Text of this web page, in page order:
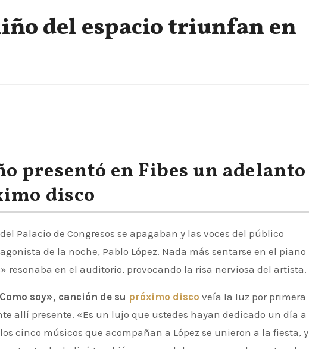
del espacio triunfan en
presentó en Fibes un adelanto
disco
de la noche, Pablo López. Nada más sentarse en el piano
resonaba en el auditorio, provocando la risa nerviosa del artista.
soy», canción de su próximo disco veía la luz por primera
allí presente. «Es un lujo que ustedes hayan dedicado un día a
cinco músicos que acompañan a López se unieron a la fiesta, y